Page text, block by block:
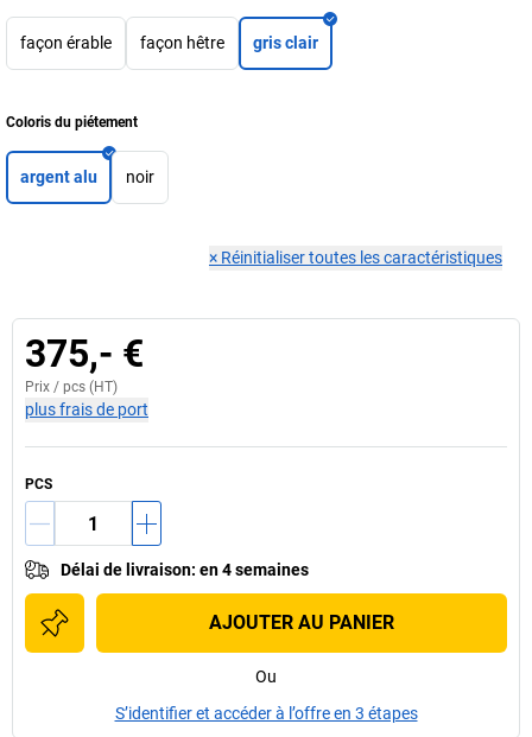
façon érable façon hêtre gris clair
Coloris du piétement
argent alu noir
× Réinitialiser toutes les caractéristiques
375,- €
Prix / pcs (HT)
plus frais de port
PCS
Délai de livraison: en 4 semaines
AJOUTER AU PANIER
Ou
S’identifier et accéder à l’offre en 3 étapes